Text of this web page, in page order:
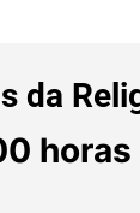
da
horas